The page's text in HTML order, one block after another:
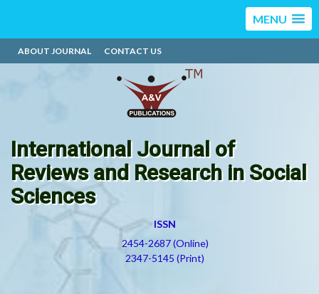
MENU
ABOUT JOURNAL CONTACT US
International Journal of
Reviews and Research in Social
Sciences
ISSN
2454-2687 (Online)
2347-5145 (Print)